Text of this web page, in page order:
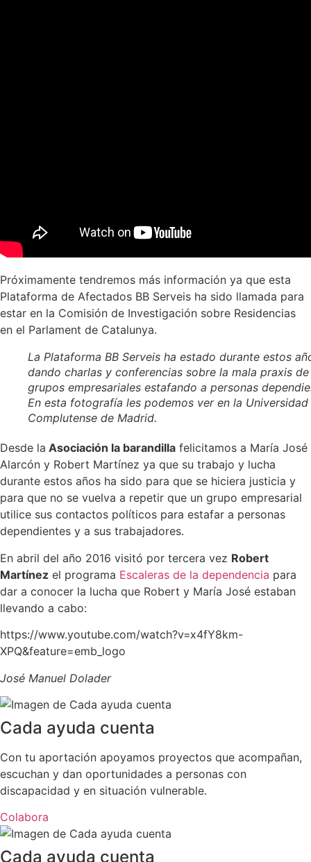
Próximamente tendremos más información ya que esta
Plataforma de Afectados BB Serveis ha sido llamada para
estar en la Comisión de Investigación sobre Residencias
en el Parlament de Catalunya.
La Plataforma BB Serveis ha estado durante estos
dando charlas y conferencias sobre la mala praxis de
grupos empresariales estafando a personas
En esta fotografía les podemos ver en la Universidad
Complutense de Madrid.
Desde la Asociación la barandilla felicitamos a María José
Alarcón y Robert Martínez ya que su trabajo y lucha
durante estos años ha sido para que se hiciera justicia y
para que no se vuelva a repetir que un grupo empresarial
utilice sus contactos políticos para estafar a personas
dependientes y a sus trabajadores.
En abril del año 2016 visitó por tercera vez Robert
Martínez el programa Escaleras de la dependencia para
dar a conocer la lucha que Robert y María José estaban
llevando a cabo:
https://www.youtube.com/watch?v=x4fY8km-
XPQ&feature=emb_logo
José Manuel Dolader
Cada ayuda cuenta
Con tu aportación apoyamos proyectos que acompañan,
escuchan y dan oportunidades a personas con
discapacidad y en situación vulnerable.
Colabora
Cada ayuda cuenta